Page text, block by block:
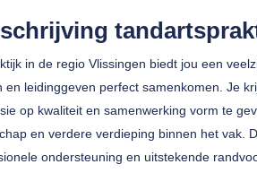
in de regio Vlissingen biedt jou een
en leidinggeven perfect samenkomen. Je
op kwaliteit en samenwerking vorm te
en verdere verdieping binnen het vak.
ondersteuning en uitstekende